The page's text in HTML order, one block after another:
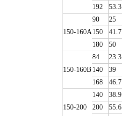
192
53.3
150-160A
90
25
150
41.7
180
50
150-160B
84
23.3
140
39
168
46.7
150-200
140
38.9
200
55.6